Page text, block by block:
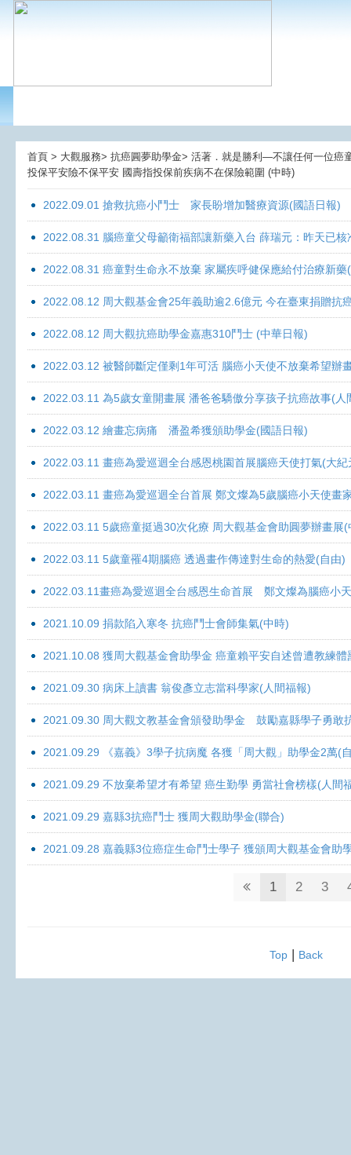
首頁 > 大觀服務> 抗癌圓夢助學金> 活著．就是勝利—不讓任何一位癌
投保平安險不保平安 國壽指投保前疾病不在保險範圍 (中時)
2022.09.01 搶救抗癌小鬥士 家長盼增加醫療資源(國語日報)
2022.08.31 腦癌童父母籲衛福部讓新藥入台 薛瑞元：昨天已
2022.08.31 癌童對生命永不放棄 家屬疾呼健保應給付治療新藥
2022.08.12 周大觀基金會25年義助逾2.6億元 今在臺東捐贈抗
2022.08.12 周大觀抗癌助學金嘉惠310鬥士 (中華日報)
2022.03.12 被醫師斷定僅剩1年可活 腦癌小天使不放棄希望辦
2022.03.11 為5歲女童開畫展 潘爸爸驕傲分享孩子抗癌故事(人
2022.03.12 繪畫忘病痛 潘盈希獲頒助學金(國語日報)
2022.03.11 畫癌為愛巡迴全台感恩桃園首展腦癌天使打氣(大紀
2022.03.11 畫癌為愛巡迴全台首展 鄭文燦為5歲腦癌小天使畫
2022.03.11 5歲癌童挺過30次化療 周大觀基金會助圓夢辦畫展
2022.03.11 5歲童罹4期腦癌 透過畫作傳達對生命的熱愛(自由)
2022.03.11畫癌為愛巡迴全台感恩生命首展 鄭文燦為腦癌小
2021.10.09 捐款陷入寒冬 抗癌鬥士會師集氣(中時)
2021.10.08 獲周大觀基金會助學金 癌童賴平安自述曾遭教練體
2021.09.30 病床上讀書 翁俊彥立志當科學家(人間福報)
2021.09.30 周大觀文教基金會頒發助學金 鼓勵嘉縣學子勇敢
2021.09.29 《嘉義》3學子抗病魔 各獲「周大觀」助學金2萬(
2021.09.29 不放棄希望才有希望 癌生勤學 勇當社會榜樣(人間
2021.09.29 嘉縣3抗癌鬥士 獲周大觀助學金(聯合)
2021.09.28 嘉義縣3位癌症生命鬥士學子 獲頒周大觀基金會助
1 2 3
Top| Back